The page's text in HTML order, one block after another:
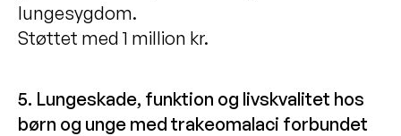
lungesygdom.
Støttet med 1 million kr.
5. Lungeskade, funktion og livskvalitet hos
børn og unge med trakeomalaci forbundet